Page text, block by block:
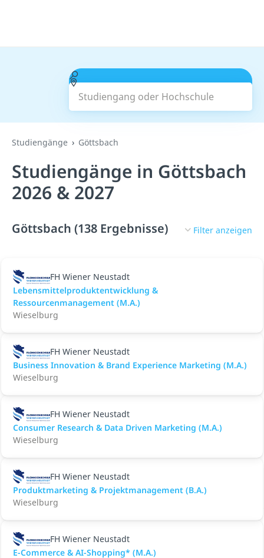
Studiengang oder Hochschule
Suchen
Studiengänge Göttsbach
Studiengänge in Göttsbach
2026 & 2027
Göttsbach (138 Ergebnisse) Filter anzeigen
FH Wiener Neustadt
Lebensmittelproduktentwicklung &
Ressourcenmanagement (M.A.)
Wieselburg
FH Wiener Neustadt
Business Innovation & Brand Experience Marketing (M.A.)
Wieselburg
FH Wiener Neustadt
Consumer Research & Data Driven Marketing (M.A.)
Wieselburg
FH Wiener Neustadt
Produktmarketing & Projektmanagement (B.A.)
Wieselburg
FH Wiener Neustadt
E-Commerce & AI-Shopping* (M.A.)